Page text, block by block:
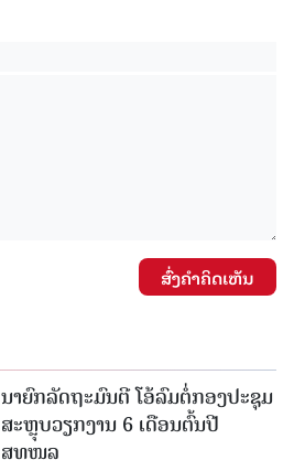
ສົ່ງຄໍາຄິດເຫັນ
ນາຍົກລັດຖະມົນຕີ ໂອ້ລົມຕໍ່ກອງປະຊຸມ
ສະຫຼຸບວຽກງານ 6 ເດືອນຕົ້ນປີ
ສທໜລ